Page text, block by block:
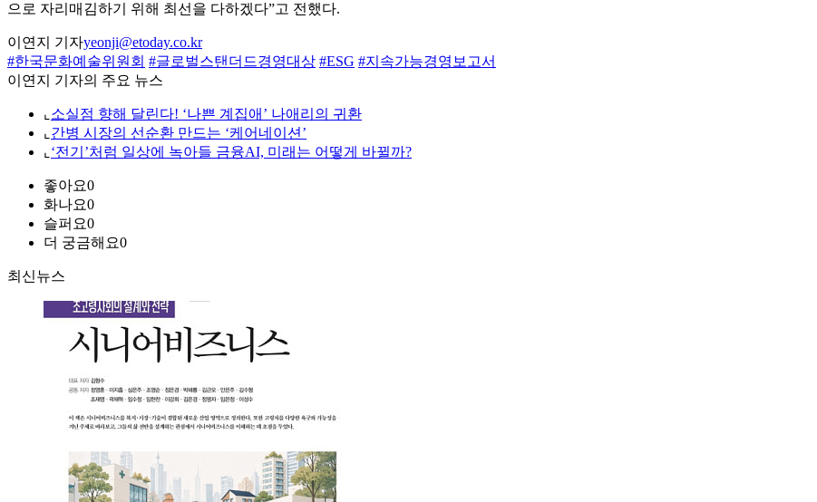
으로 자리매김하기 위해 최선을 다하겠다”고 전했다.
이연지 기자yeonji@etoday.co.kr
#한국문화예술위원회 #글로벌스탠더드경영대상 #ESG #지속가능경영보고서
이연지 기자의 주요 뉴스
⌞ 소실점 향해 달린다! ‘나쁜 계집애’ 나애리의 귀환
⌞ 간병 시장의 선순환 만드는 ‘케어네이션’
⌞ ‘전기’처럼 일상에 녹아들 금융AI, 미래는 어떻게 바뀔까?
좋아요0
화나요0
슬퍼요0
더 궁금해요0
최신뉴스